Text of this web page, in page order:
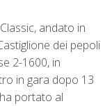
andato in
dei pepoli
2-1600, in
in gara dopo 13
portato al